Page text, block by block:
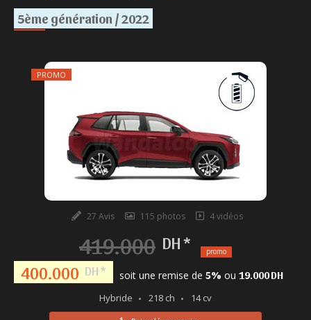
5ème génération / 2022
PROMO
27 Avis 115 photos 4 vidéos
419.000 DH * promo
400.000 DH * soit une remise de 5% ou 19.000 DH
Hybride 218 ch 14 cv